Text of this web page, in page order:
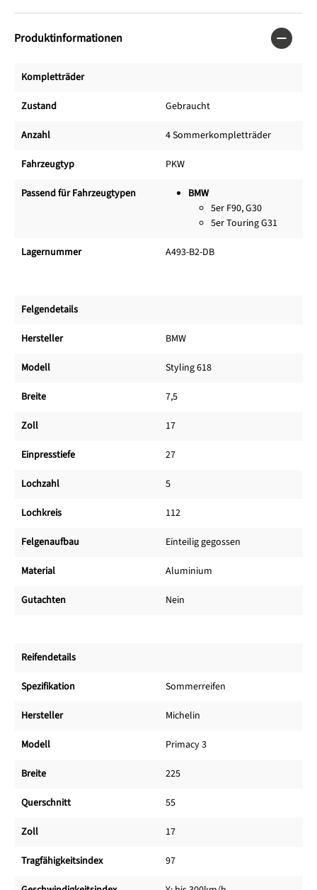
Produktinformationen
Kompletträder
Zustand Gebraucht
Anzahl 4 Sommerkompletträder
Fahrzeugtyp PKW
Passend für Fahrzeugtypen
BMW
5er F90, G30
5er Touring G31
Lagernummer A493-B2-DB
Felgendetails
Hersteller BMW
Modell Styling 618
Breite 7,5
Zoll 17
Einpresstiefe 27
Lochzahl 5
Lochkreis 112
Felgenaufbau Einteilig gegossen
Material Aluminium
Gutachten Nein
Reifendetails
Spezifikation Sommerreifen
Hersteller Michelin
Modell Primacy 3
Breite 225
Querschnitt 55
Zoll 17
Tragfähigkeitsindex 97